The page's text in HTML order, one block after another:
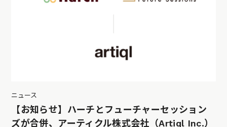
ニュース
【お知らせ】ハーチとフューチャーセッション
ズが合併、アーティクル株式会社（Artiql Inc.）